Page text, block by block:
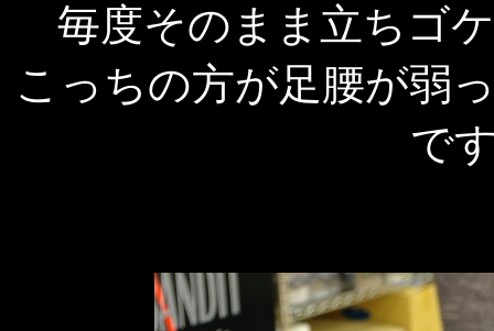
毎度そのまま立ちゴ
こっちの方が足腰が弱
で